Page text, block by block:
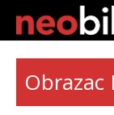
Početna
Pretraga
Obrazac